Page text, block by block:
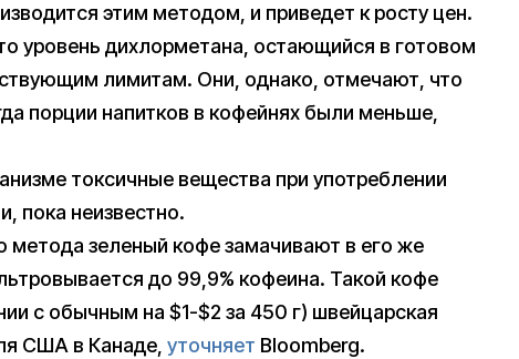
этим методом, и приведет к росту цен.
уровень дихлорметана, остающийся в готовом
лимитам. Они, однако, отмечают, что
порции напитков в кофейнях были меньше,
токсичные вещества при употреблении
пока неизвестно.
метода зеленый кофе замачивают в его же
до 99,9% кофеина. Такой кофе
с обычным на $1-$2 за 450 г) швейцарская
США в Канаде, уточняет Bloomberg.